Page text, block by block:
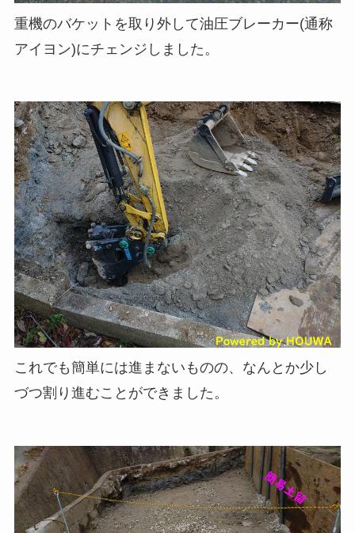
重機のバケットを取り外して油圧ブレーカー(通称
アイヨン)にチェンジしました。
これでも簡単には進まないものの、なんとか少し
づつ割り進むことができました。